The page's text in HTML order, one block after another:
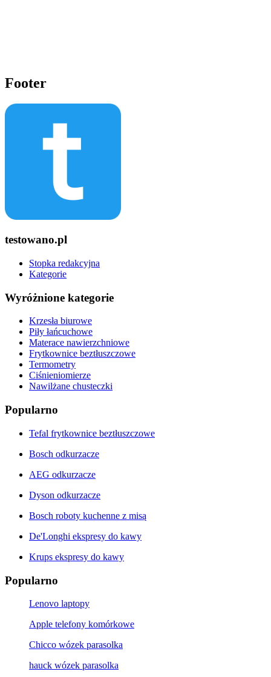
Footer
testowano.pl
Stopka redakcyjna
Kategorie
Wyróżnione kategorie
Krzesła biurowe
Piły łańcuchowe
Materace nawierzchniowe
Frytkownice beztłuszczowe
Termometry
Ciśnieniomierze
Nawilżane chusteczki
Popularno
Tefal frytkownice beztłuszczowe
Bosch odkurzacze
AEG odkurzacze
Dyson odkurzacze
Bosch roboty kuchenne z misą
De'Longhi ekspresy do kawy
Krups ekspresy do kawy
Popularno
Lenovo laptopy
Apple telefony komórkowe
Chicco wózek parasolka
hauck wózek parasolka